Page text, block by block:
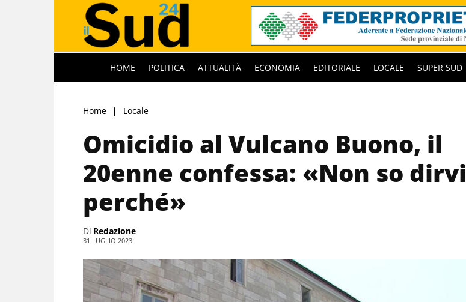
HOME POLITICA ATTUALITÀ ECONOMIA EDITORIALE LOCALE SUPER SUD
Home Locale
Omicidio al Vulcano Buono, il
20enne confessa: «Non so dirvi
perché»
Di Redazione
31 LUGLIO 2023